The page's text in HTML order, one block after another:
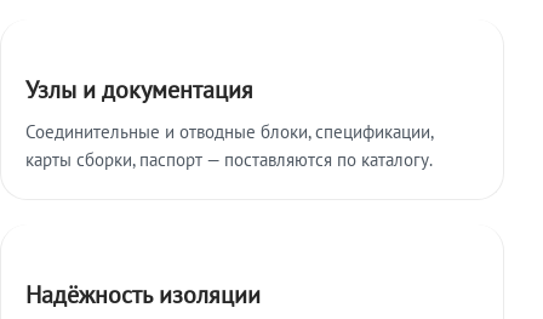
Узлы и документация
Соединительные и отводные блоки, спецификации,
карты сборки, паспорт — поставляются по каталогу.
Надёжность изоляции